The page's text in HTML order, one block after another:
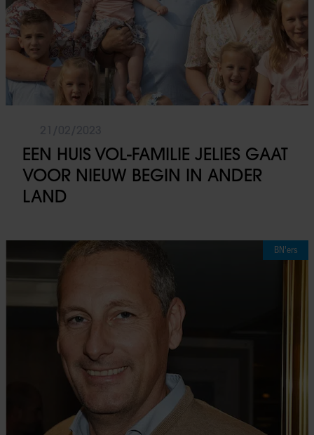
EEN HUIS VOL-FAMILIE JELIES GAAT
VOOR NIEUW BEGIN IN ANDER
LAND
BN'ers